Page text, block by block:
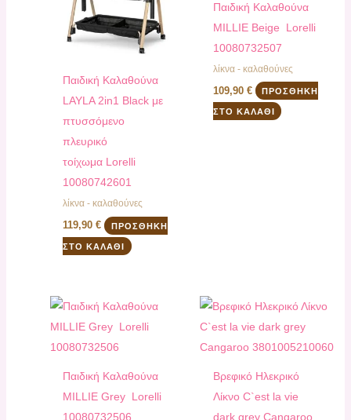
Παιδική Καλαθούνα
LAYLA 2in1 Black με
πτυσσόμενο
πλευρικό
τοίχωμα Lorelli
10080742601
λίκνα - καλαθούνες
119,90€ ΠΡΟΣΘΉΚΗ
ΣΤΟ ΚΑΛΆΘΙ
Παιδική Καλαθούνα
MILLIE Beige Lorelli
10080732507
λίκνα - καλαθούνες
109,90 € ΠΡΟΣΘΉΚΗ
ΣΤΟ ΚΑΛΆΘΙ
Παιδική Καλαθούνα
MILLIE Grey Lorelli
10080732506
Βρεφικό Ηλεκρικό
Λίκνο C`est la vie
dark grey Cangaroo